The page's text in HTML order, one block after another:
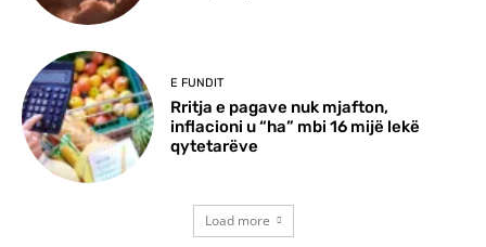
E FUNDIT
Rritja e pagave nuk mjafton,
inflacioni u “ha” mbi 16 mijë lekë
qytetarëve
Load more